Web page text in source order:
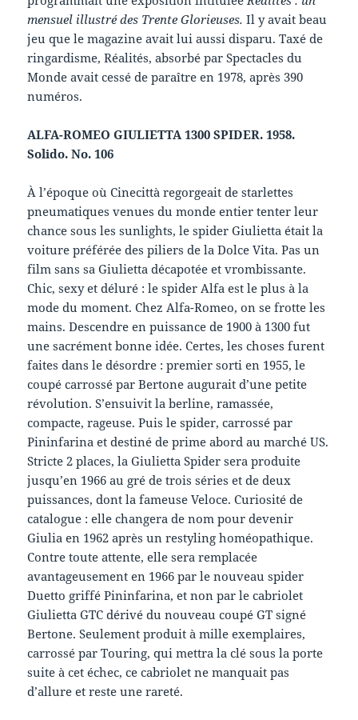
mensuel illustré des Trente Glorieuses. Il y avait beau
jeu que le magazine avait lui aussi disparu. Taxé de
ringardisme, Réalités, absorbé par Spectacles du
Monde avait cessé de paraître en 1978, après 390
numéros.
ALFA-ROMEO GIULIETTA 1300 SPIDER. 1958.
Solido. No. 106
À l’époque où Cinecittà regorgeait de starlettes
pneumatiques venues du monde entier tenter leur
chance sous les sunlights, le spider Giulietta était la
voiture préférée des piliers de la Dolce Vita. Pas un
film sans sa Giulietta décapotée et vrombissante.
Chic, sexy et déluré : le spider Alfa est le plus à la
mode du moment. Chez Alfa-Romeo, on se frotte les
mains. Descendre en puissance de 1900 à 1300 fut
une sacrément bonne idée. Certes, les choses furent
faites dans le désordre : premier sorti en 1955, le
coupé carrossé par Bertone augurait d’une petite
révolution. S’ensuivit la berline, ramassée,
compacte, rageuse. Puis le spider, carrossé par
Pininfarina et destiné de prime abord au marché US.
Stricte 2 places, la Giulietta Spider sera produite
jusqu’en 1966 au gré de trois séries et de deux
puissances, dont la fameuse Veloce. Curiosité de
catalogue : elle changera de nom pour devenir
Giulia en 1962 après un restyling homéopathique.
Contre toute attente, elle sera remplacée
avantageusement en 1966 par le nouveau spider
Duetto griffé Pininfarina, et non par le cabriolet
Giulietta GTC dérivé du nouveau coupé GT signé
Bertone. Seulement produit à mille exemplaires,
carrossé par Touring, qui mettra la clé sous la porte
suite à cet échec, ce cabriolet ne manquait pas
d’allure et reste une rareté.